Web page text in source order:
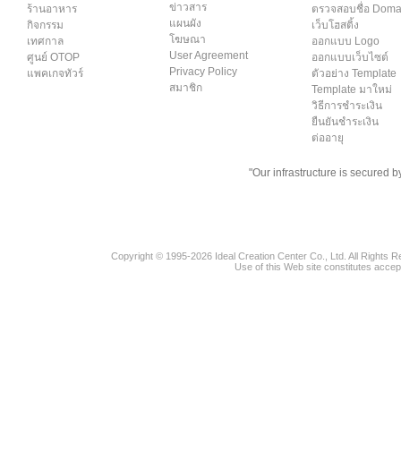
ร้านอาหาร
กิจกรรม
เทศกาล
ศูนย์ OTOP
แพคเกจทัวร์
ข่าวสาร
แผนผัง
โฆษณา
User Agreement
Privacy Policy
สมาชิก
ตรวจสอบชื่อ
เว็บโฮสติ้ง
ออกแบบ Logo
ออกแบบเว็บไซต์
ตัวอย่าง Template
Template มาใหม่
วิธีการชำระเงิน
ยืนยันชำระเงิน
ต่ออายุ
"Our infrastructure is secured
Copyright © 1995-2026 Ideal Creation Center Co., Ltd. All Rights
Use of this Web site constitutes